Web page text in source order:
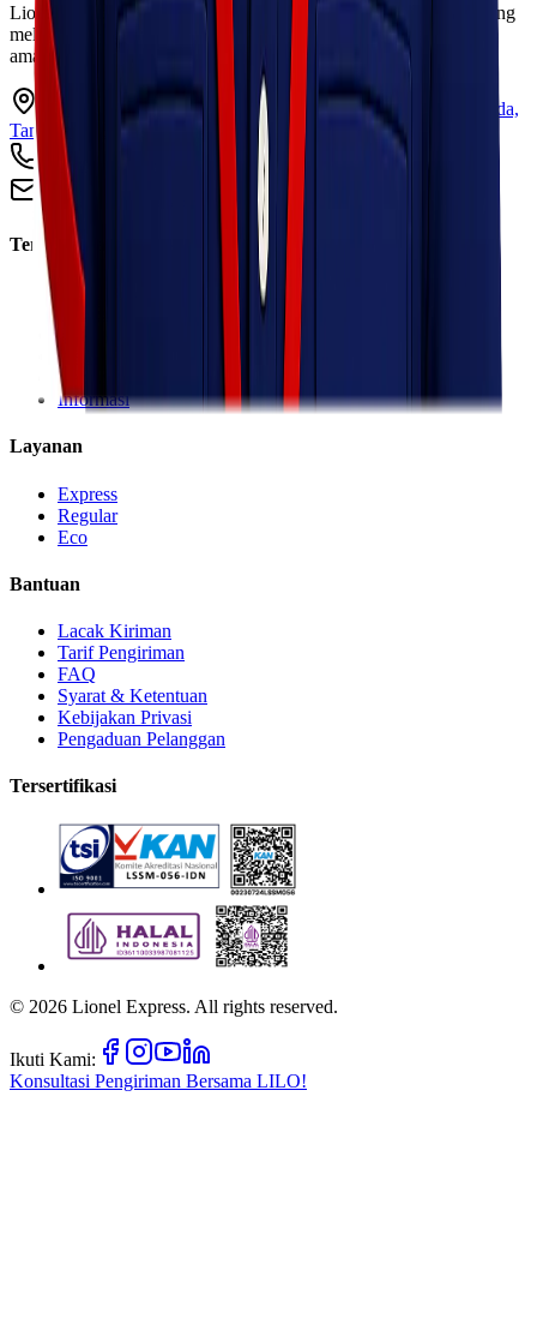
Lionel Express adalah perusahaan jasa pengiriman terpercaya yang
melayani pengiriman barang ke seluruh Indonesia dengan cepat,
aman, dan harga kompetitif.
Ruko Garden Square Blok G No. 11-12 Jurumudi baru, Benda,
Tangerang, Banten 15124
+62 813 8838 8182
info@lionelexpress.com
Tentang Kami
Tentang Kami
Visi & Misi
Karir
Cabang
Informasi
Layanan
Express
Regular
Eco
Bantuan
Lacak Kiriman
Tarif Pengiriman
FAQ
Syarat & Ketentuan
Kebijakan Privasi
Pengaduan Pelanggan
Tersertifikasi
© 2026 Lionel Express. All rights reserved.
Ikuti Kami:
Konsultasi Pengiriman Bersama LILO!